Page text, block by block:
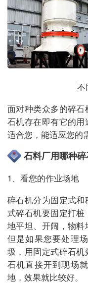
不
面对种类众多的碎
石机存在即有它的
适合您，能适应您的
石料厂用哪种
1、看您的作业场地
碎石机分为固定式
式碎石机要固定打
地平坦、开阔，物料
但是如果您要处理
圾，用固定式碎石
石机直接开到现场
地，效果就比较好。